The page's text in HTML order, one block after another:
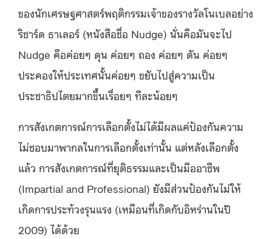
ของนักเศรษฐศาสตร์พฤติกรรมเจ้าของรางวัลโนเบลอย่าง
ริชาร์ด ธาเลอร์ (หนังสือชื่อ Nudge) นั่นคือมันจะไป
Nudge คือค่อยๆ ดุน ค่อยๆ ถอง ค่อยๆ ดัน ค่อยๆ
ประคองให้ประเทศนั้นค่อยๆ ขยับไปสู่ความเป็น
ประชาธิปไตยมากขึ้นเรื่อยๆ ทีละน้อยๆ
การสังเกตการณ์การเลือกตั้งไม่ได้มีผลแค่ป้องกันความ
ไม่ชอบมาพากลในการเลือกตั้งเท่านั้น แต่หลังเลือกตั้ง
แล้ว การสังเกตการณ์ที่ยุติธรรมและเป็นมืออาชีพ
(Impartial and Professional) ยังมีส่วนป้องกันไม่ให้
เกิดการประท้วงรุนแรง (เหมือนที่เกิดกับอิหร่านในปี
2009) ได้ด้วย